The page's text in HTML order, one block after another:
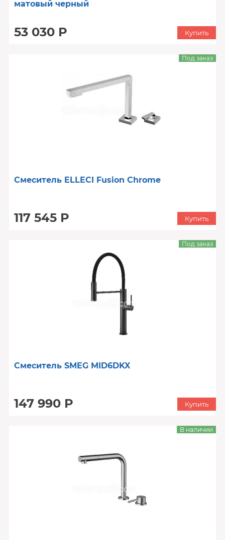
матовый черный
53 030 Р Купить
Смеситель ELLECI Fusion Chrome
117 545 Р
Под заказ
Купить
Смеситель SMEG MID6DKX
147 990 Р
Под заказ
Купить
В наличии